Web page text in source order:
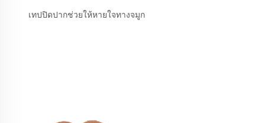
เทปปิดปากช่วยให้หายใจทางจมูก